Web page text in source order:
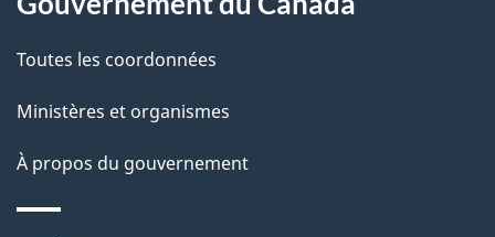
l
a
p
e
r
é
t
r
propos
de
ce
site
Toutes les coordonnées
Ministères et organismes
À propos du gouvernement